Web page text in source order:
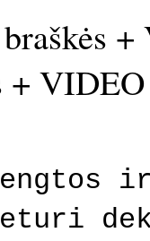
+ VIDEO